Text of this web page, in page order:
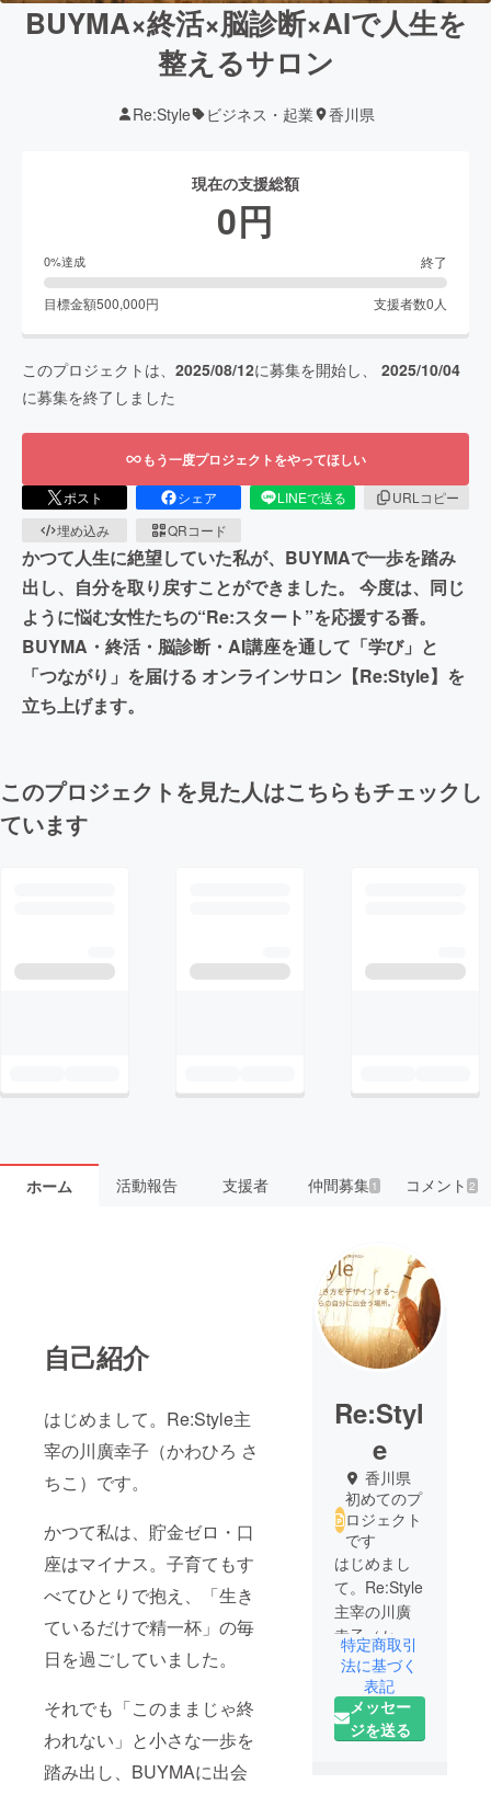
BUYMA×終活×脳診断×AIで人生を
整えるサロン
Re:Style ビジネス・起業 香川県
現在の支援総額
0円
0%達成 終了
目標金額500,000円 支援者数0 人
このプロジェクトは、 2025/08/12に募集を開始し、 2025/10/04
に募集を終了しました
もう一度プロジェクトをやってほしい
ポスト シェア LINEで送る
URLコピー
埋め込み
QRコード
かつて人生に絶望していた私が、BUYMAで一歩を踏み
出し、自分を取り戻すことができました。 今度は、同じ
ように悩む女性たちの“Re:スタート”を応援する番。
BUYMA・終活・脳診断・AI講座を通して「学び」と
「つながり」を届ける オンラインサロン【Re:Style】を
立ち上げます。
このプロジェクトを見た人はこちらもチェックし
ています
ホーム 活動報告 支援者 仲間募集 1 コメント 2
自己紹介
はじめまして。Re:Style主
宰の川廣幸子（かわひろ さ
ちこ）です。
かつて私は、貯金ゼロ・口
座はマイナス。子育てもす
べてひとりで抱え、「生き
ているだけで精一杯」の毎
日を過ごしていました。
それでも「このままじゃ終
われない」と小さな一歩を
踏み出し、BUYMAに出会
Re:Styl
e
香川県
初めてのプ
ロジェクト
です
はじめまし
て。Re:Style
主宰の川廣
幸子（かわ
ひろ さち
こ）です。
かつて私
特定商取引
法に基づく
表記
メッセー
ジを送る